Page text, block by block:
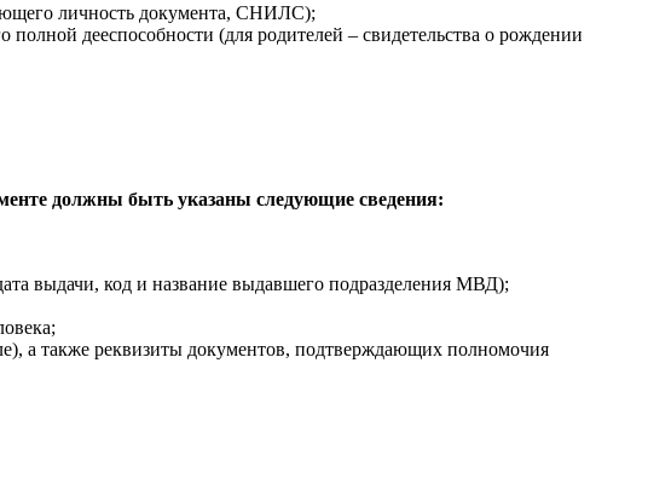
личность документа, СНИЛС);
дееспособности (для родителей – свидетельства о рождении
должны быть указаны следующие сведения:
выдачи, код и название выдавшего подразделения МВД);
а также реквизиты документов, подтверждающих полномочия